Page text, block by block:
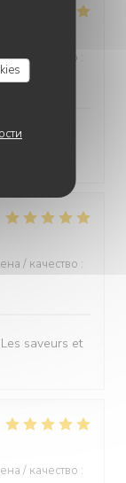
/ качество :
prix.
/ качество :
saveurs et
/ качество :